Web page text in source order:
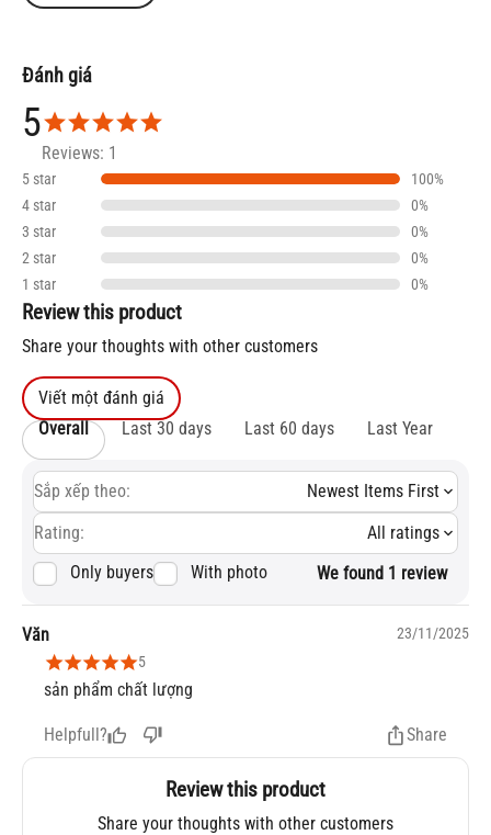
Đánh giá
5
Reviews: 1
5 star
100%
4 star
0%
3 star
0%
2 star
0%
1 star
0%
Review this product
Share your thoughts with other customers
Viết một đánh giá
Overall
Last 30 days Last 60 days Last Year
Sắp xếp theo:
Newest Items First
Rating:
All ratings
Only buyers
With photo We found 1 review
Văn
23/11/2025
5
sản phẩm chất lượng
Helpfull? Share
Review this product
Share your thoughts with other customers